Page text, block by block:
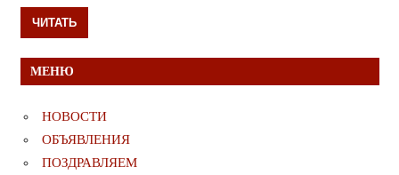
ЧИТАТЬ
МЕНЮ
НОВОСТИ
ОБЪЯВЛЕНИЯ
ПОЗДРАВЛЯЕМ